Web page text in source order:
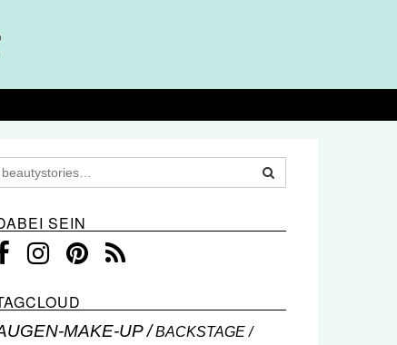
SEIN
MAKE-UP BACKSTAGE